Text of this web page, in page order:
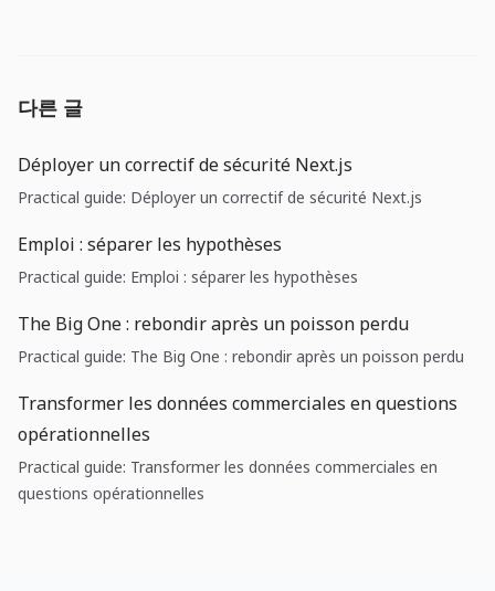
다른 글
Déployer un correctif de sécurité Next.js
Practical guide: Déployer un correctif de sécurité Next.js
Emploi : séparer les hypothèses
Practical guide: Emploi : séparer les hypothèses
The Big One : rebondir après un poisson perdu
Practical guide: The Big One : rebondir après un poisson perdu
Transformer les données commerciales en questions
opérationnelles
Practical guide: Transformer les données commerciales en
questions opérationnelles